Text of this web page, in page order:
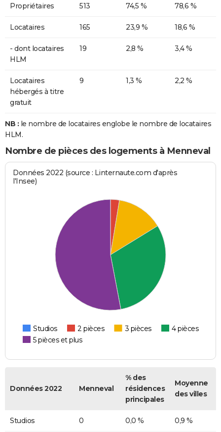
Propriétaires 513 74,5 % 78,6 %
Locataires 165 23,9 % 18,6 %
- dont locataires
HLM
19 2,8 % 3,4 %
Locataires
hébergés à titre
gratuit
9 1,3 % 2,2 %
NB : le nombre de locataires englobe le nombre de locataires
HLM.
Nombre de pièces des logements à Menneval
Données 2022 (source : Linternaute.com d'après
l'Insee)
Studios 2 pièces 3 pièces
4 pièces
5 pièces et plus
Données 2022 Menneval
% des
résidences
principales
Moyenne
des villes
Studios 0 0,0 % 0,9 %